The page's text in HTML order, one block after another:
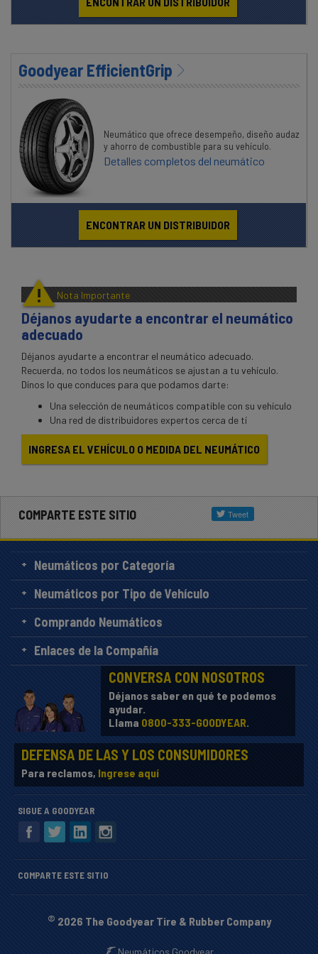
Goodyear EfficientGrip
Neumático que ofrece desempeño, diseño audaz
y ahorro de combustible para su vehículo.
Detalles completos del neumático
ENCONTRAR UN DISTRIBUIDOR
! Nota Importante
Déjanos ayudarte a encontrar el neumático
adecuado
Déjanos ayudarte a encontrar el neumático adecuado.
Recuerda, no todos los neumáticos se ajustan a tu vehículo.
Dínos lo que conduces para que podamos darte:
Una selección de neumáticos compatible con su vehículo
Una red de distribuidores expertos cerca de tí
INGRESA EL VEHÍCULO O MEDIDA DEL NEUMÁTICO
COMPARTE ESTE SITIO
Neumáticos por Categoría
Neumáticos por Tipo de Vehículo
Comprando Neumáticos
Enlaces de la Compañía
CONVERSA CON NOSOTROS
Déjanos saber en qué te podemos
ayudar.
Llama 0800-333-GOODYEAR.
DEFENSA DE LAS Y LOS CONSUMIDORES
Para reclamos, Ingrese aquí
SIGUE A GOODYEAR
COMPARTE ESTE SITIO
© 2026 The Goodyear Tire & Rubber Company
Neumáticos Goodyear